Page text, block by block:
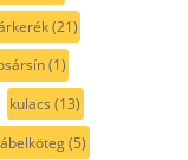
(21)
(1)
kulacs (13)
(5)